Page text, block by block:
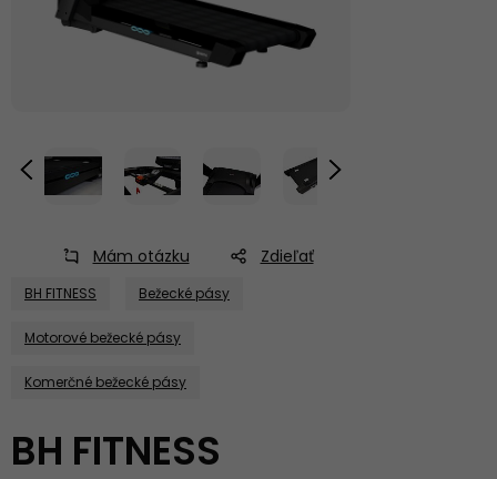
Mám otázku Zdieľať
BH FITNESS Bežecké pásy
Motorové bežecké pásy
Komerčné bežecké pásy
BH FITNESS